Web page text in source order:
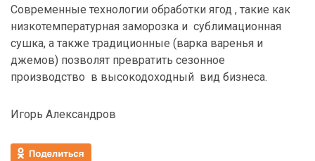
Современные технологии обработки ягод , такие как
низкотемпературная заморозка и сублимационная
сушка, а также традиционные (варка варенья и
джемов) позволят превратить сезонное
производство в высокодоходный вид бизнеса.
Игорь Александров